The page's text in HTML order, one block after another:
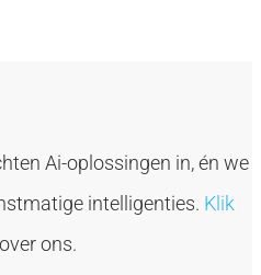
Ai-oplossingen in, én we
intelligenties. Klik
ons.